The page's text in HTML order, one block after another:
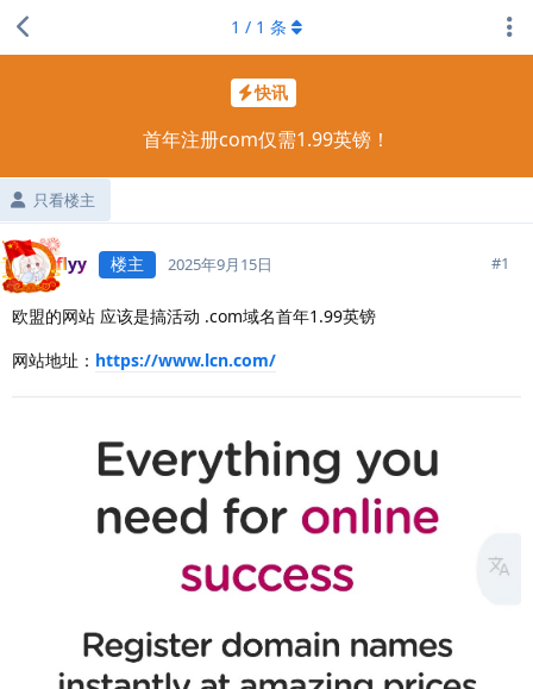
快讯
首年注册com仅需1.99英镑！
只看楼主
1 / 1 条
flyy 楼主 2025年9月15日 #1
欧盟的网站 应该是搞活动 .com域名首年1.99英镑
网站地址： https://www.lcn.com/